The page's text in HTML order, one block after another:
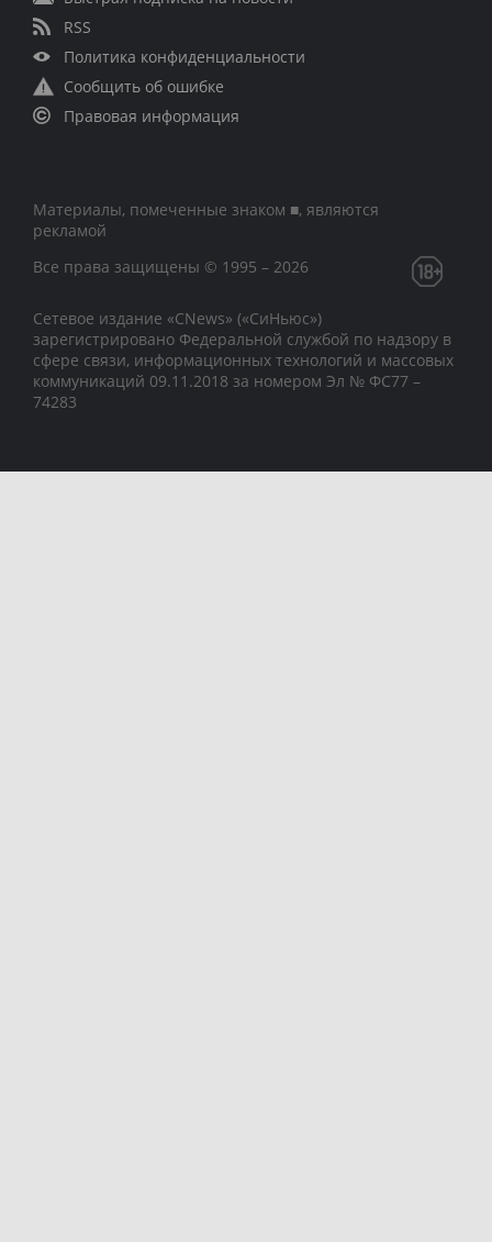
RSS
Политика конфиденциальности
Сообщить об ошибке
Правовая информация
Материалы, помеченные знаком ■, являются
рекламой
Все права защищены © 1995 – 2026
Сетевое издание «CNews» («СиНьюс»)
зарегистрировано Федеральной службой по надзору в
сфере связи, информационных технологий и массовых
коммуникаций 09.11.2018 за номером Эл № ФС77 –
74283